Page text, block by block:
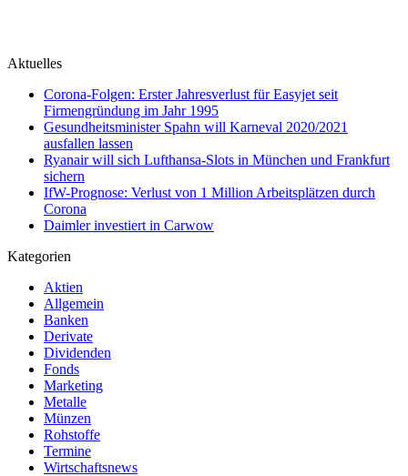
Aktuelles
Corona-Folgen: Erster Jahresverlust für Easyjet seit
Firmengründung im Jahr 1995
Gesundheitsminister Spahn will Karneval 2020/2021
ausfallen lassen
Ryanair will sich Lufthansa-Slots in München und Frankfurt
sichern
IfW-Prognose: Verlust von 1 Million Arbeitsplätzen durch
Corona
Daimler investiert in Carwow
Kategorien
Aktien
Allgemein
Banken
Derivate
Dividenden
Fonds
Marketing
Metalle
Münzen
Rohstoffe
Termine
Wirtschaftsnews